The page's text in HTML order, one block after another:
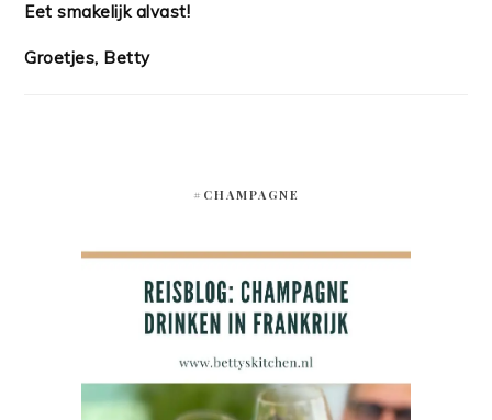
Eet smakelijk alvast!
Groetjes, Betty
#CHAMPAGNE